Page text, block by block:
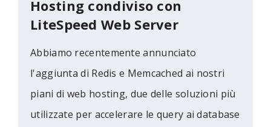
Hosting condiviso con
LiteSpeed Web Server
Abbiamo recentemente annunciato
l'aggiunta di Redis e Memcached ai nostri
piani di web hosting, due delle soluzioni più
utilizzate per accelerare le query ai database